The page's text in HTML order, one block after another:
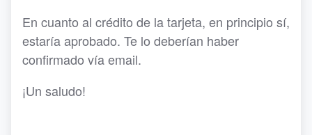
En cuanto al crédito de la tarjeta, en principio sí,
estaría aprobado. Te lo deberían haber
confirmado vía email.
¡Un saludo!